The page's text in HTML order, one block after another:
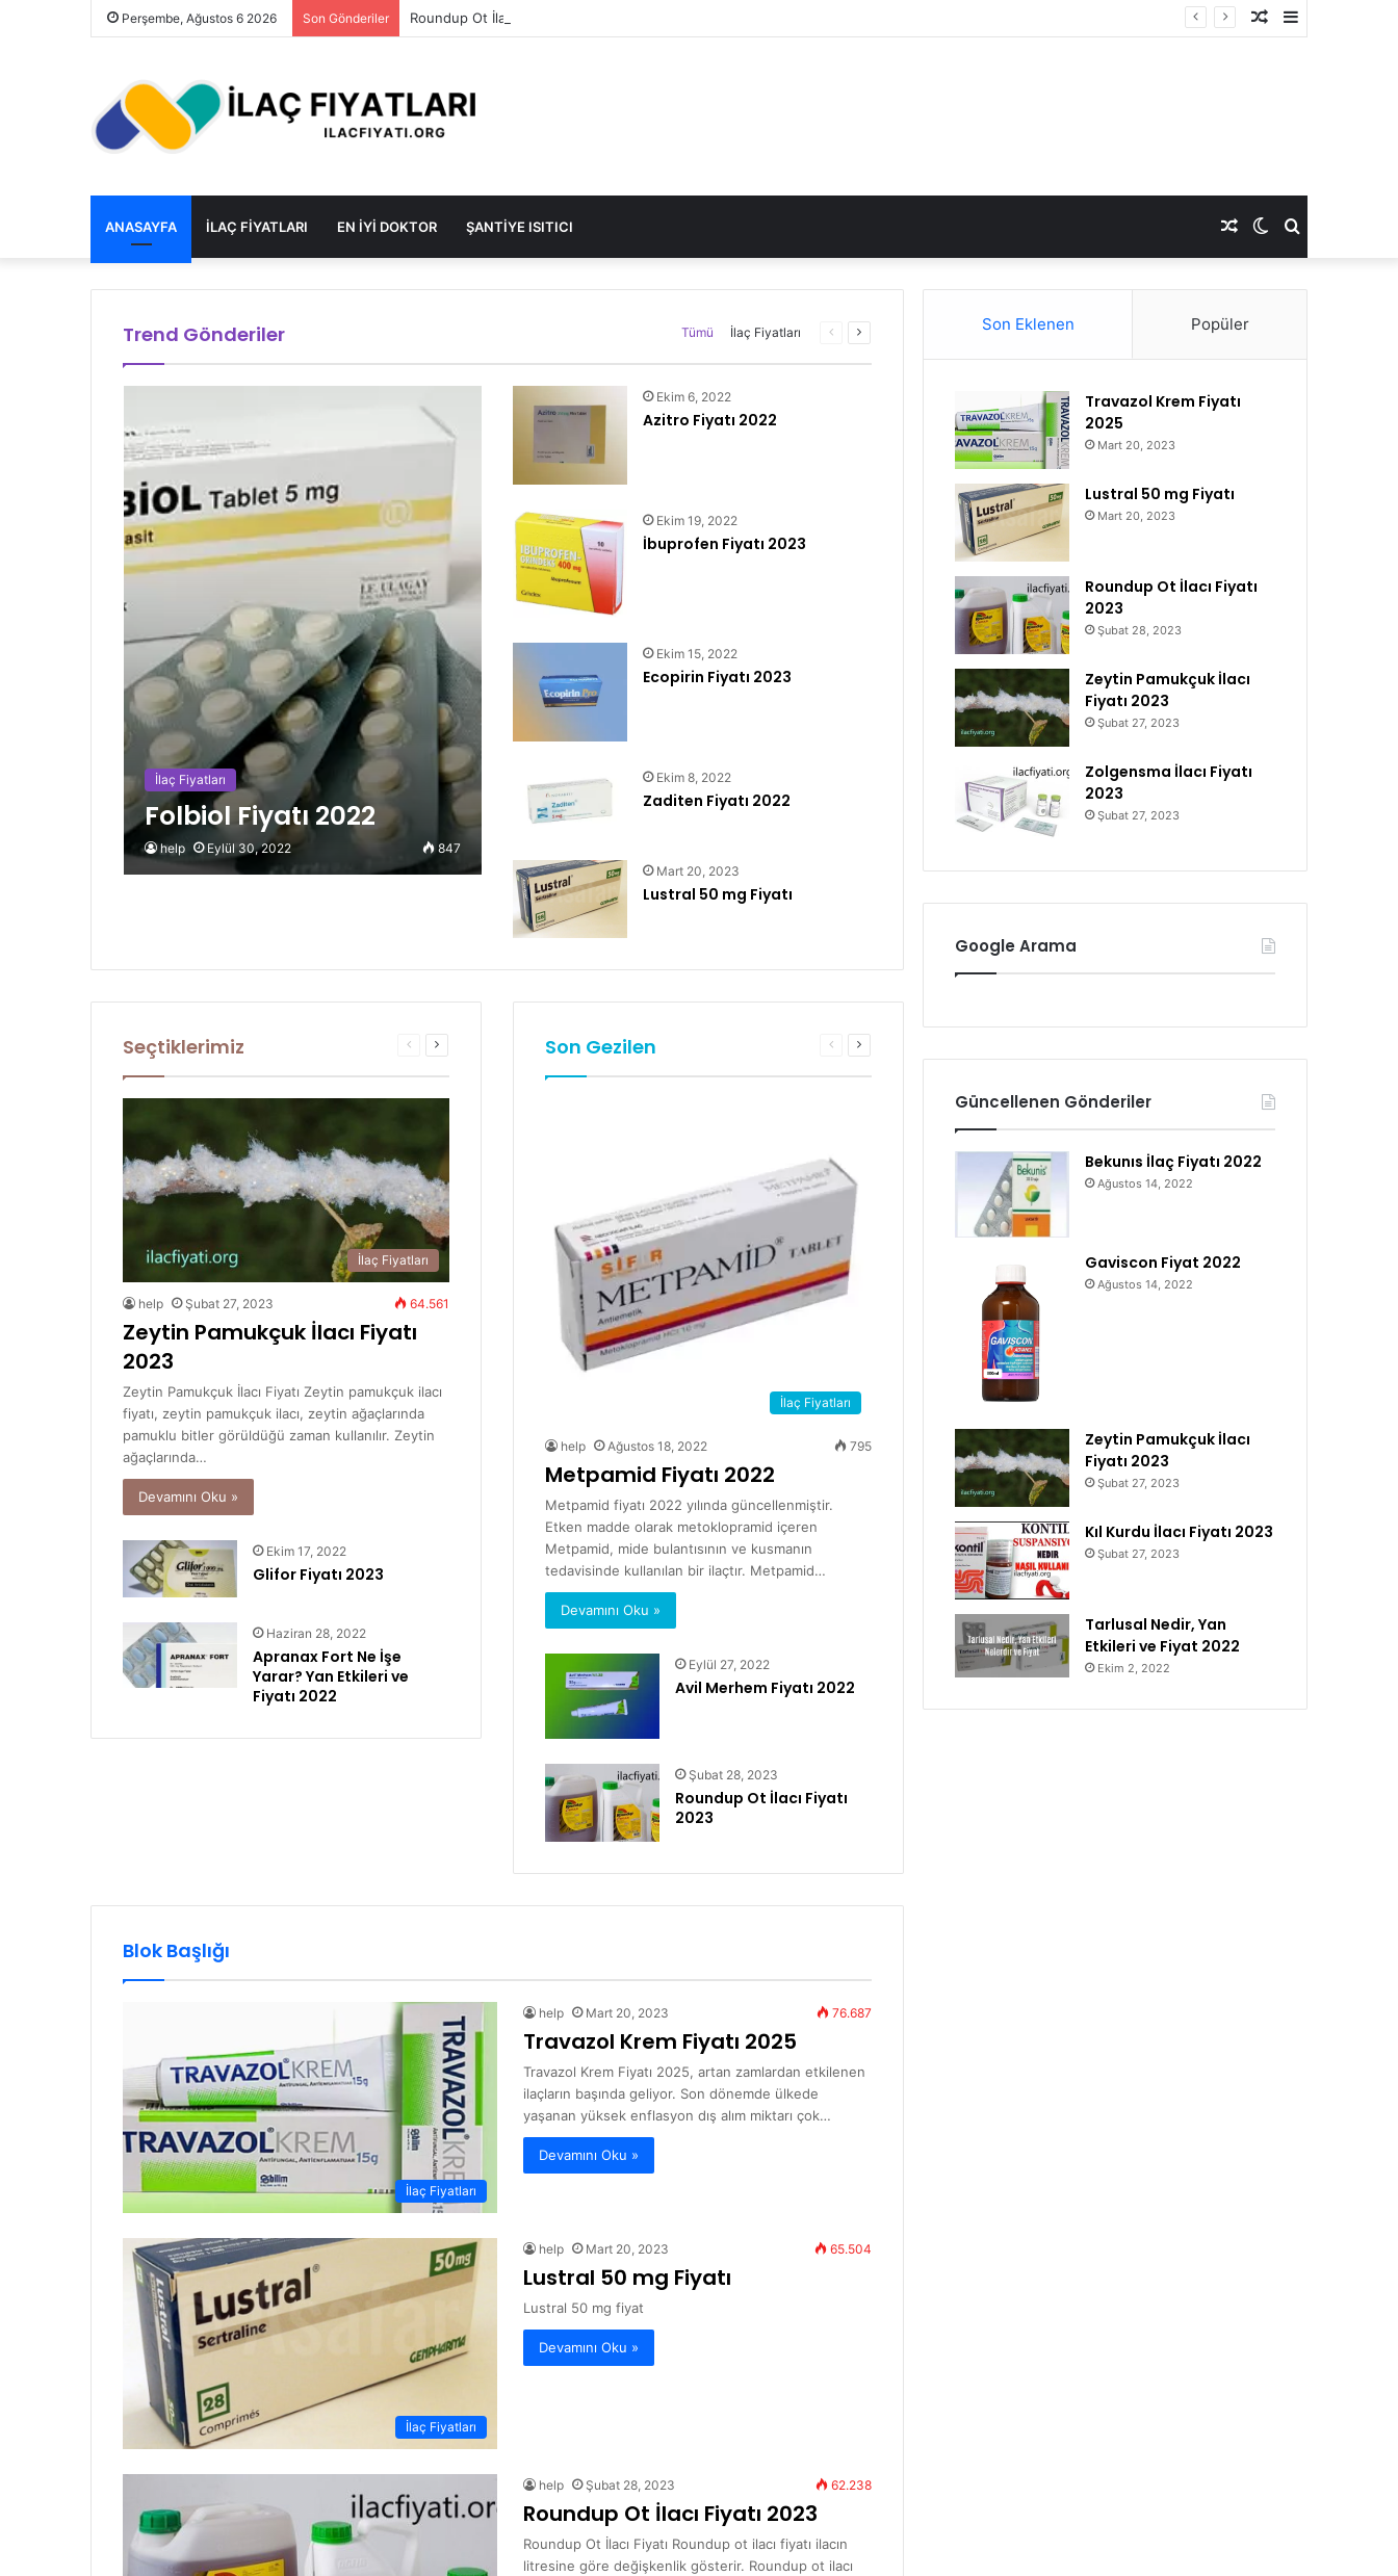
Perşembe, Ağustos 6 2026 Son Gönderiler Roundup Ot İlacı Fiyatı 2023
Kenar
Rastgele
ANASAYFA İLAÇ FIYATLARI EN IYI DOKTOR ŞANTIYE ISITICI Arama
yap
Dış
görünümü
Rastgele
Makale
Trend Gönderiler Tümü İlaç Fiyatları
ÖncekiSonraki
İlaç Fiyatları
Folbiol Fiyatı 2022
help Eylül 30, 2022 847
Ekim 6, 2022
Azitro Fiyatı 2022
Ekim 19, 2022
İbuprofen Fiyatı 2023
Ekim 15, 2022
Ecopirin Fiyatı 2023
Ekim 8, 2022
Zaditen Fiyatı 2022
Mart 20, 2023
Lustral 50 mg Fiyatı
Seçtiklerimiz
ÖncekiSonraki
İlaç Fiyatları
help Şubat 27, 2023 64.561
Zeytin Pamukçuk İlacı Fiyatı
2023
Zeytin Pamukçuk İlacı Fiyatı Zeytin pamukçuk ilacı
fiyatı, zeytin pamukçuk ilacı, zeytin ağaçlarında
pamuklu bitler görüldüğü zaman kullanılır. Zeytin
ağaçlarında…
Devamını Oku »
Ekim 17, 2022
Glifor Fiyatı 2023
Haziran 28, 2022
Apranax Fort Ne İşe
Yarar? Yan Etkileri ve
Fiyatı 2022
Son Gezilen
ÖncekiSonraki
İlaç Fiyatları
help Ağustos 18, 2022 795
Metpamid Fiyatı 2022
Metpamid fiyatı 2022 yılında güncellenmiştir.
Etken madde olarak metoklopramid içeren
Metpamid, mide bulantısının ve kusmanın
tedavisinde kullanılan bir ilaçtır. Metpamid…
Devamını Oku »
Eylül 27, 2022
Avil Merhem Fiyatı 2022
Şubat 28, 2023
Roundup Ot İlacı Fiyatı
2023
Blok Başlığı
İlaç Fiyatları
help Mart 20, 2023 76.687
Travazol Krem Fiyatı 2025
Travazol Krem Fiyatı 2025, artan zamlardan etkilenen
ilaçların başında geliyor. Son dönemde ülkede
yaşanan yüksek enflasyon dış alım miktarı çok…
Devamını Oku »
İlaç Fiyatları
help Mart 20, 2023 65.504
Lustral 50 mg Fiyatı
Lustral 50 mg fiyat
Devamını Oku »
help Şubat 28, 2023 62.238
Roundup Ot İlacı Fiyatı 2023
Roundup Ot İlacı Fiyatı Roundup ot ilacı fiyatı ilacın
litresine göre değişkenlik gösterir. Roundup ot ilacı
Son Eklenen Popüler
Travazol Krem Fiyatı
2025
Mart 20, 2023
Lustral 50 mg Fiyatı
Mart 20, 2023
Roundup Ot İlacı Fiyatı
2023
Şubat 28, 2023
Zeytin Pamukçuk İlacı
Fiyatı 2023
Şubat 27, 2023
Zolgensma İlacı Fiyatı
2023
Şubat 27, 2023
Google Arama
Güncellenen Gönderiler
Bekunıs İlaç Fiyatı 2022
Ağustos 14, 2022
Gaviscon Fiyat 2022
Ağustos 14, 2022
Zeytin Pamukçuk İlacı
Fiyatı 2023
Şubat 27, 2023
Kıl Kurdu İlacı Fiyatı 2023
Şubat 27, 2023
Tarlusal Nedir, Yan
Etkileri ve Fiyat 2022
Ekim 2, 2022